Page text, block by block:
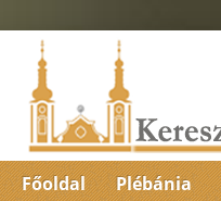
Főoldal Plébánia